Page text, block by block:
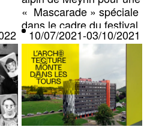
« Mascarade » spéciale
dans le cadre du festival
” l’été au jardin”.
— FAMILY OF MAN
10/07/2021-03/10/